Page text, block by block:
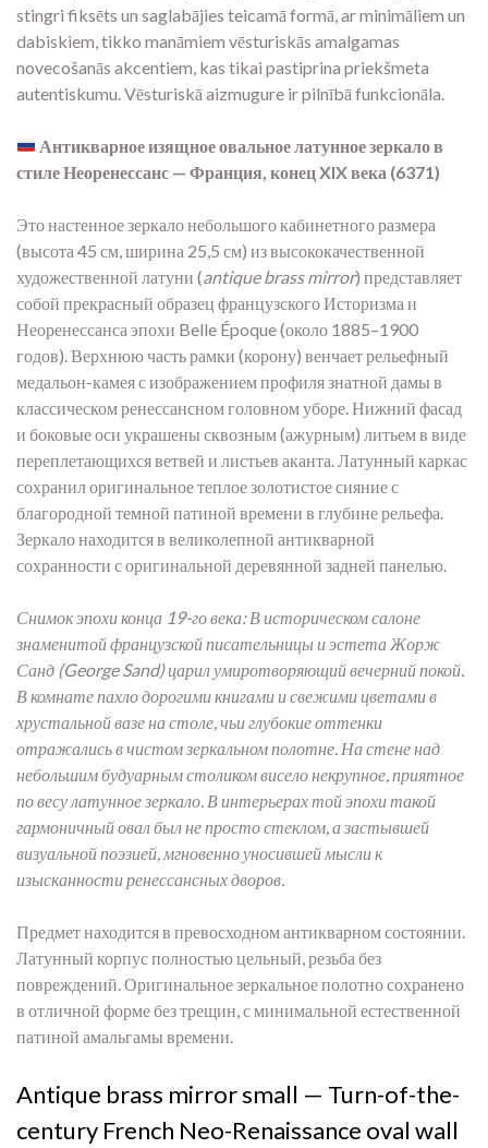
stingri fiksēts un saglabājies teicamā formā, ar minimāliem un
dabiskiem, tikko manāmiem vēsturiskās amalgamas
novecošanās akcentiem, kas tikai pastiprina priekšmeta
autentiskumu. Vēsturiskā aizmugure ir pilnībā funkcionāla.
Антикварное изящное овальное латунное зеркало в
стиле Неоренессанс — Франция, конец XIX века (6371)
Это настенное зеркало небольшого кабинетного размера
(высота 45 см, ширина 25,5 см) из высококачественной
художественной латуни (antique brass mirror) представляет
собой прекрасный образец французского Историзма и
Неоренессанса эпохи Belle Époque (около 1885–1900
годов). Верхнюю часть рамки (корону) венчает рельефный
медальон-камея с изображением профиля знатной дамы в
классическом ренессансном головном уборе. Нижний фасад
и боковые оси украшены сквозным (ажурным) литьем в виде
переплетающихся ветвей и листьев аканта. Латунный каркас
сохранил оригинальное теплое золотистое сияние с
благородной темной патиной времени в глубине рельефа.
Зеркало находится в великолепной антикварной
сохранности с оригинальной деревянной задней панелью.
Снимок эпохи конца 19-го века: В историческом салоне
знаменитой французской писательницы и эстета Жорж
Санд (George Sand) царил умиротворяющий вечерний покой.
В комнате пахло дорогими книгами и свежими цветами в
хрустальной вазе на столе, чьи глубокие оттенки
отражались в чистом зеркальном полотне. На стене над
небольшим будуарным столиком висело некрупное, приятное
по весу латунное зеркало. В интерьерах той эпохи такой
гармоничный овал был не просто стеклом, а застывшей
визуальной поэзией, мгновенно уносившей мысли к
изысканности ренессансных дворов.
Предмет находится в превосходном антикварном состоянии.
Латунный корпус полностью цельный, резьба без
повреждений. Оригинальное зеркальное полотно сохранено
в отличной форме без трещин, с минимальной естественной
патиной амальгамы времени.
Antique brass mirror small — Turn-of-the-
century French Neo-Renaissance oval wall